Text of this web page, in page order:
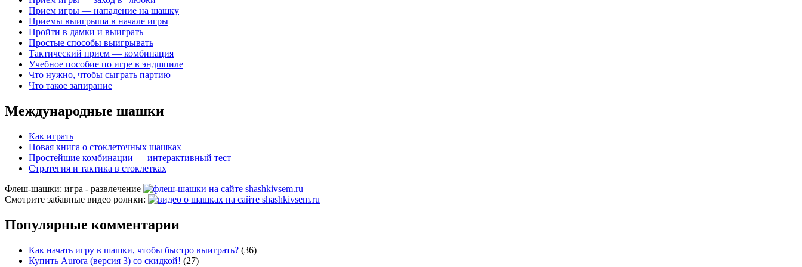
Прием игры — нападение на шашку
Приемы выигрыша в начале игры
Пройти в дамки и выиграть
Простые способы выигрывать
Тактический прием — комбинация
Учебное пособие по игре в эндшпиле
Что нужно, чтобы сыграть партию
Что такое запирание
Международные шашки
Как играть
Новая книга о стоклеточных шашках
Простейшие комбинации — интерактивный тест
Стратегия и тактика в стоклетках
Флеш-шашки: игра - развлечение
Смотрите забавные видео ролики:
Популярные комментарии
Как начать игру в шашки, чтобы быстро выиграть? (36)
Купить Aurora (версия 3) со скидкой! (27)